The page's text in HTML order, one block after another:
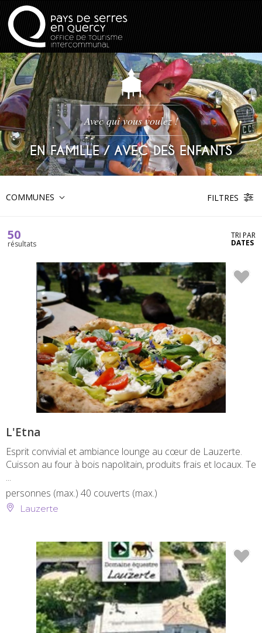
Avec qui vous voulez !
EN FAMILLE / AVEC DES ENFANTS
COMMUNES FILTRES
50
résultats
TRI PAR
DATES
L'Etna
Esprit convivial et ambiance lounge au cœur de Lauzerte.
Cuisson au four à bois napolitain, produits frais et locaux. Te
...
personnes (max.) 40 couverts (max.)
Lauzerte